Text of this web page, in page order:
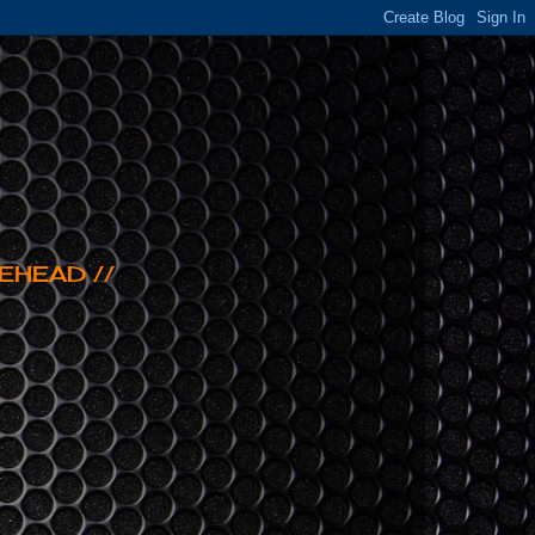
//